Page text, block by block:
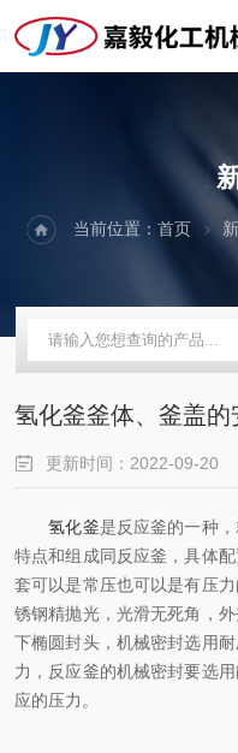
当前位置：首页
氢化釜釜体、釜盖
更新时间：2022-09-20
氢化釜是反应釜的一种
特点和组成同反应釜，具体
套可以是常压也可以是有压
锈钢精抛光，光滑无死角，
下椭圆封头，机械密封选用
力，反应釜的机械密封要选
应的压力。